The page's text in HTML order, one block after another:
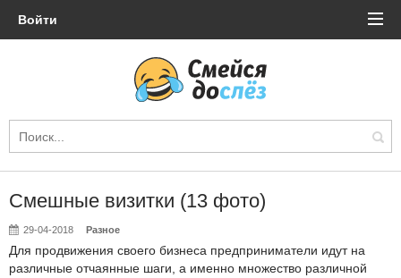
Войти
Смешные визитки (13 фото)
29-04-2018 Разное
Для продвижения своего бизнеса предприниматели идут на
различные отчаянные шаги, а именно множество различной